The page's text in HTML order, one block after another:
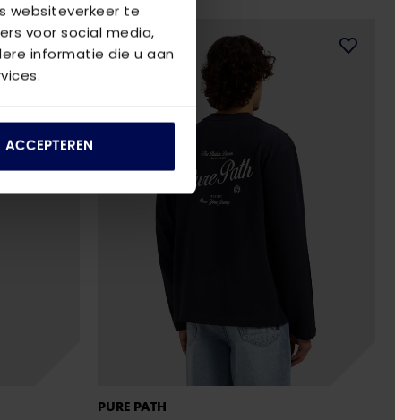
websiteverkeer te
voor social media,
informatie die u aan
ACCEPTEREN
PURE PATH